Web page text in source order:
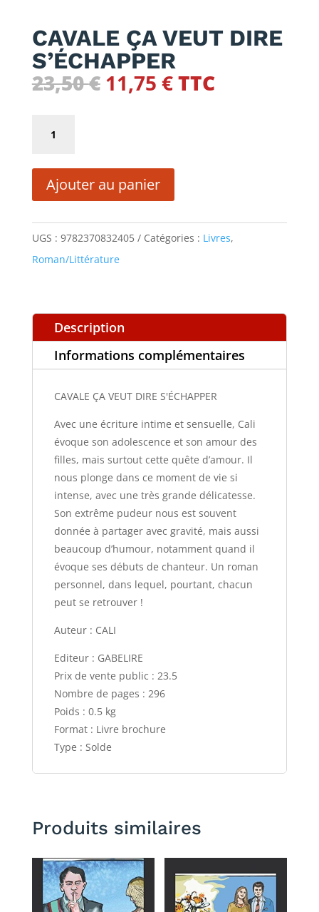
CAVALE ÇA VEUT DIRE
S’ÉCHAPPER
23,50€ Le
23,50 €.
11,75 €Le
11,75 €.
TTC
CAVALE
DIRE
S'ÉCHAPPER
Ajouter au panier
UGS : 9782370832405 Catégories : Livres,
Roman/Littérature
Description
Informations complémentaires
CAVALE ÇA VEUT DIRE S'ÉCHAPPER
Avec une écriture intime et sensuelle, Cali
évoque son adolescence et son amour des
filles, mais surtout cette quête d’amour. Il
nous plonge dans ce moment de vie si
intense, avec une très grande délicatesse.
Son extrême pudeur nous est souvent
donnée à partager avec gravité, mais aussi
beaucoup d’humour, notamment quand il
évoque ses débuts de chanteur. Un roman
personnel, dans lequel, pourtant, chacun
peut se retrouver !
Auteur : CALI
Editeur : GABELIRE
Prix de vente public : 23.5
Nombre de pages : 296
Poids : 0.5 kg
Format : Livre brochure
Type : Solde
Produits similaires